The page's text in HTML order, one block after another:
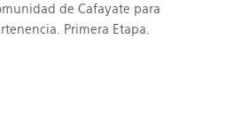
de Cafayate para
Primera Etapa.